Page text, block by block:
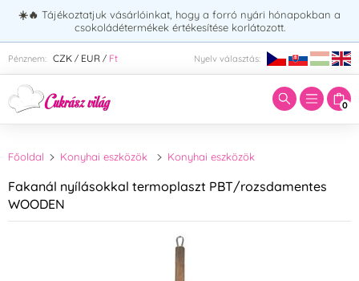
☀️🔥 Tájékoztatjuk vásárlóinkat, hogy a forró nyári hónapokban a
csokoládétermékek értékesítése korlátozott.
Pénznem: CZK / EUR / Ft Nyelv választás:
0
Adja meg a keresett kifejezést:
Főoldal Konyhai eszközök Konyhai eszközök
Fakanál nyílásokkal termoplaszt PBT/rozsdamentes
WOODEN